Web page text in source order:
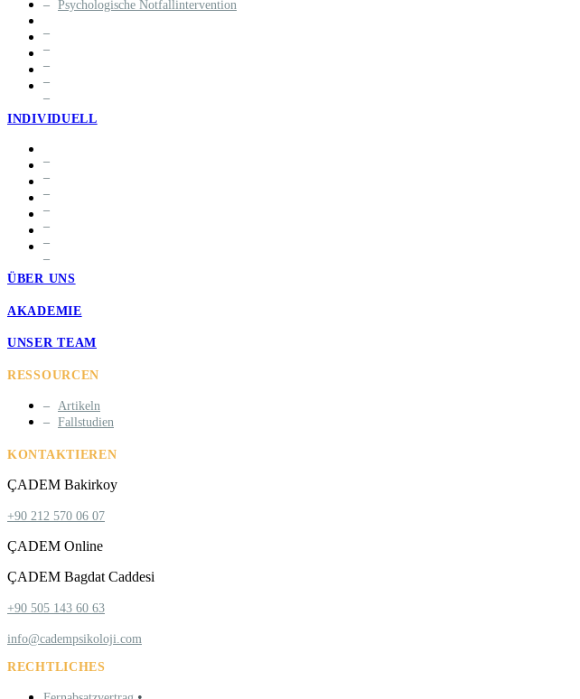
Psychologische Notfallintervention
INDIVIDUELL
ÜBER UNS
AKADEMIE
UNSER TEAM
RESSOURCEN
Artikeln
Fallstudien
KONTAKTIEREN
ÇADEM Bakirkoy
+90 212 570 06 07
ÇADEM Online
ÇADEM Bagdat Caddesi
+90 505 143 60 63
info@cadempsikoloji.com
RECHTLICHES